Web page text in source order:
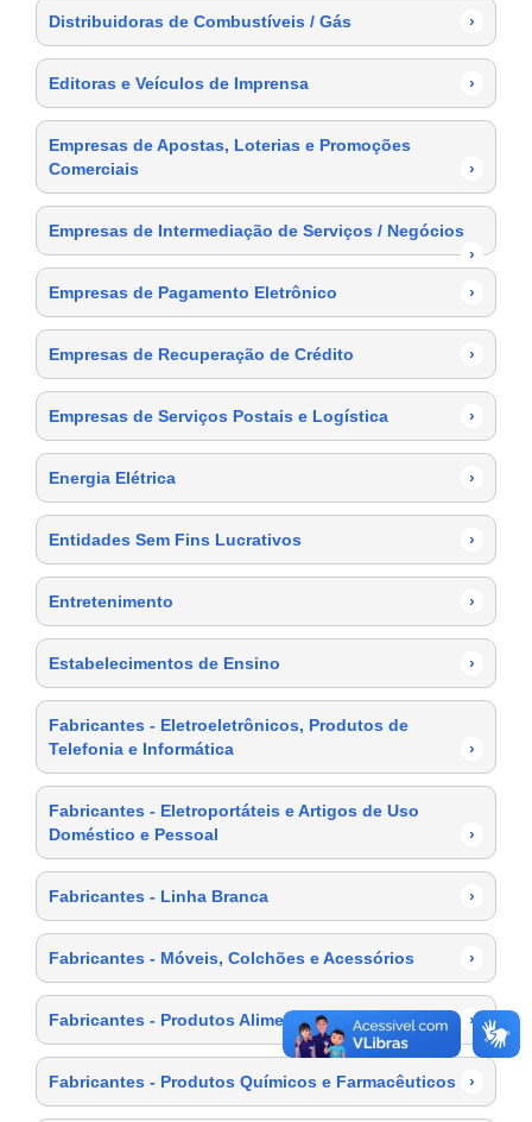
Distribuidoras de Combustíveis / Gás ›
Editoras e Veículos de Imprensa ›
Empresas de Apostas, Loterias e Promoções
Comerciais
›
Empresas de Intermediação de Serviços / Negócios
›
Empresas de Pagamento Eletrônico
›
Empresas de Recuperação de Crédito ›
Empresas de Serviços Postais e Logística ›
Energia Elétrica ›
Entidades Sem Fins Lucrativos ›
Entretenimento ›
Estabelecimentos de Ensino ›
Fabricantes - Eletroeletrônicos, Produtos de
Telefonia e Informática
›
Fabricantes - Eletroportáteis e Artigos de Uso
Doméstico e Pessoal
›
Fabricantes - Linha Branca ›
Fabricantes - Móveis, Colchões e Acessórios ›
Fabricantes - Produtos Alimentícios ›
Fabricantes - Produtos Químicos e Farmacêuticos ›